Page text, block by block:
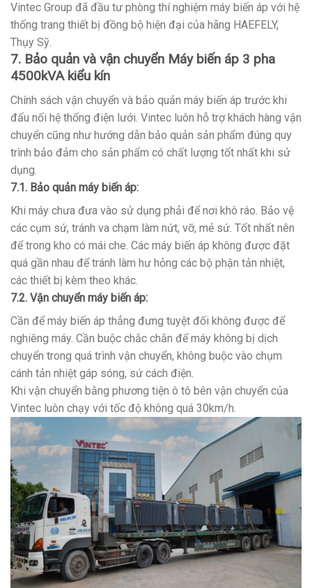
Vintec Group đã đầu tư phòng thí nghiệm máy biến áp với hệ
thống trang thiết bị đồng bộ hiện đại của hãng HAEFELY,
Thụy Sỹ.
7. Bảo quản và vận chuyển Máy biến áp 3 pha
4500kVA kiểu kín
Chính sách vận chuyển và bảo quản máy biến áp trước khi
đấu nối hệ thống điện lưới. Vintec luôn hỗ trợ khách hàng vận
chuyển cũng như hướng dẫn bảo quản sản phẩm đúng quy
trình bảo đảm cho sản phẩm có chất lượng tốt nhất khi sử
dụng.
7.1. Bảo quản máy biến áp:
Khi máy chưa đưa vào sử dụng phải để nơi khô ráo. Bảo vệ
các cụm sứ, tránh va chạm làm nứt, vỡ, mẻ sứ. Tốt nhất nên
để trong kho có mái che. Các máy biến áp không được đặt
quá gần nhau để tránh làm hư hỏng các bộ phận tản nhiệt,
các thiết bị kèm theo khác.
7.2. Vận chuyển máy biến áp:
Cần để máy biến áp thẳng đưng tuyệt đối không được để
nghiêng máy. Cần buộc chắc chắn để máy không bị dịch
chuyển trong quá trình vận chuyển, không buộc vào chụm
cánh tản nhiệt gáp sóng, sứ cách điện.
Khi vận chuyển bằng phương tiện ô tô bên vận chuyển của
Vintec luôn chạy với tốc độ không quá 30km/h.